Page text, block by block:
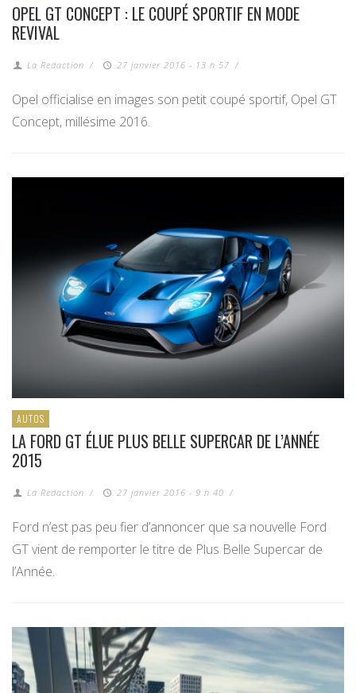
OPEL GT CONCEPT : LE COUPÉ SPORTIF EN MODE
REVIVAL
La Redaction / 27 janvier 2016 - 13 h 57 /
Opel officialise en images son petit coupé sportif, Opel GT
Concept, millésime 2016.
AUTOS
LA FORD GT ÉLUE PLUS BELLE SUPERCAR DE L’ANNÉE
2015
La Redaction / 27 janvier 2016 - 9 h 40 /
Ford n’est pas peu fier d’annoncer que sa nouvelle Ford
GT vient de remporter le titre de Plus Belle Supercar de
l’Année.